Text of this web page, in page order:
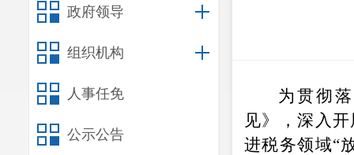
政府领导
组织机构
人事任免
公示公告
为贯彻
见》，深入
进税务领域“